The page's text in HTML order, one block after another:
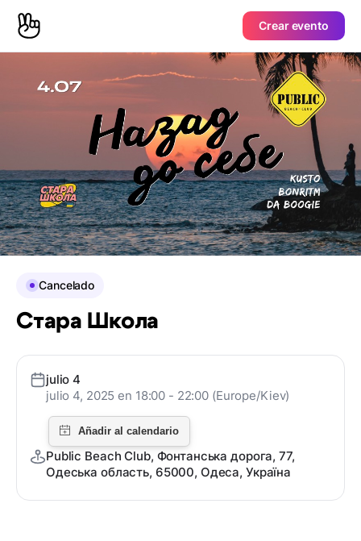
Crear evento
Cancelado
Стара Школа
julio 4
julio 4, 2025 en 18:00 - 22:00 (Europe/Kiev)
Public Beach Club, Фонтанська дорога, 77,
Одеська область, 65000, Одеса, Україна